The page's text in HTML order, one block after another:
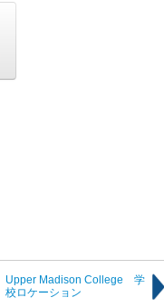
Upper Madison College 学
校ロケーション